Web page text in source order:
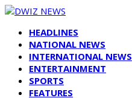
HEADLINES
NATIONAL NEWS
INTERNATIONAL NEWS
ENTERTAINMENT
SPORTS
FEATURES